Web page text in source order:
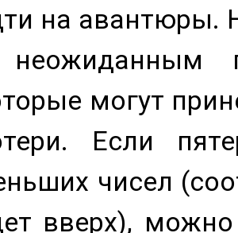
на авантюры.
могут
Если
чисел
вверх),